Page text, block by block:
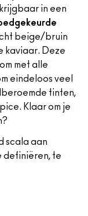
in een
beige/bruin
kaviaar. Deze
met alle
eindeloos veel
tinten,
Klaar om je
scala aan
definiëren, te